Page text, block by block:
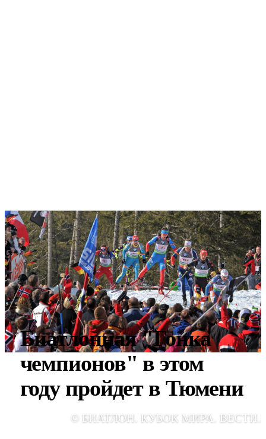
Биатлонная "Гонка
чемпионов" в этом
году пройдет в Тюмени
© БИАТЛОН. КУБОК МИРА.